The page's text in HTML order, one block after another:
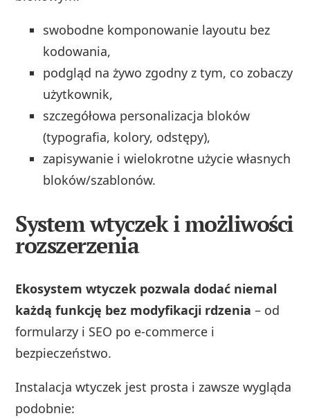
swobodne komponowanie layoutu bez
kodowania,
podgląd na żywo zgodny z tym, co zobaczy
użytkownik,
szczegółowa personalizacja bloków
(typografia, kolory, odstępy),
zapisywanie i wielokrotne użycie własnych
bloków/szablonów.
System wtyczek i możliwości
rozszerzenia
Ekosystem wtyczek pozwala dodać niemal
każdą funkcję bez modyfikacji rdzenia – od
formularzy i SEO po e-commerce i
bezpieczeństwo.
Instalacja wtyczek jest prosta i zawsze wygląda
podobnie: